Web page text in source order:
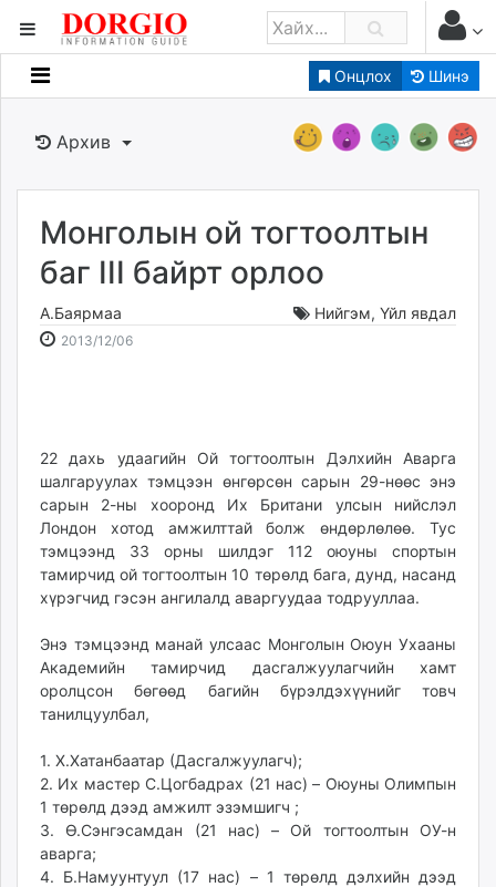
Онцлох Шинэ
Мэдээллийн
Банк санхүү
Бизнес ААН
Төрийн
dorgio.mn
Gogo.mn
Baabar.mn
tovch.mn
ikon.mn
mnb.mn
Livetv.mn
Eguur.mn
shuud.mn
eagle.mn
ergelt.mn
today.mn
zuv.mn
mminfo.mn
urlag.mn
Архив
Монголын ой тогтоолтын
баг III байрт орлоо
А.Баярмаа Нийгэм, Үйл явдал
2013/12/062013-
2026-
22 дахь удаагийн Ой тогтоолтын Дэлхийн Аварга
шалгаруулах тэмцээн өнгөрсөн сарын 29-нөөс энэ
сарын 2-ны хооронд Их Британи улсын нийслэл
Лондон хотод амжилттай болж өндөрлөлөө. Тус
тэмцээнд 33 орны шилдэг 112 оюуны спортын
тамирчид ой тогтоолтын 10 төрөлд бага, дунд, насанд
хүрэгчид гэсэн ангилалд аваргуудаа тодрууллаа.
Энэ тэмцээнд манай улсаас Монголын Оюун Ухааны
Академийн тамирчид дасгалжуулагчийн хамт
оролцсон бөгөөд багийн бүрэлдэхүүнийг товч
танилцуулбал,
1. Х.Хатанбаатар (Дасгалжуулагч);
2. Их мастер С.Цогбадрах (21 нас) – Оюуны Олимпын
1 төрөлд дээд амжилт эзэмшигч ;
3. Ө.Сэнгэсамдан (21 нас) – Ой тогтоолтын ОУ-н
аварга;
4. Б.Намуунтуул (17 нас) – 1 төрөлд дэлхийн дээд